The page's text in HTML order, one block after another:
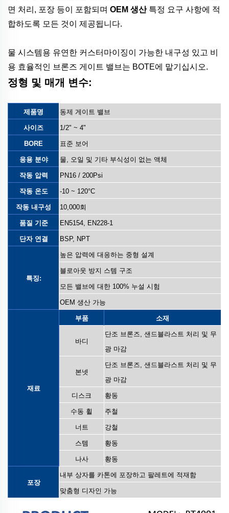
면 처리, 포장 등이 포함되며 OEM 생산 특정 요구 사항에 적
합하도록 모든 것이 제공됩니다.
물 시스템용 유연한 커스터마이징이 가능한 내구성 있고 비
용 효율적인 브론즈 게이트 밸브는 BOTE에 맡기십시오.
정형 및 매개 변수:
제품명 동제 게이트 밸브
사이즈 1/2" ~ 4"
BORE 표준 보어
응용 분야 물, 오일 및 기타 부식성이 없는 액체
작동 압력 PN16 / 200Psi
작동 온도 -10 ~ 120°C
작동 내구성 10,000회
품질 기준 EN5154, EN228-1
단자 연결 BSP, NPT
특징:
높은 압력에 대응하는 중형 설계
블로아웃 방지 스템 구조
모든 밸브에 대한 100% 누설 시험
OEM 생산 가능
재료
부품 소재
바디
단조 브론즈, 샌드블라스트 처리 및 무
광 마감
본넷
단조 브론즈, 샌드블라스트 처리 및 무
광 마감
디스크 황동
수동 휠 주철
너트 강철
스템 황동
나사 황동
포장
내부 상자를 카톤에 포장하고 팔레트에 적재함
맞춤형 디자인 가능